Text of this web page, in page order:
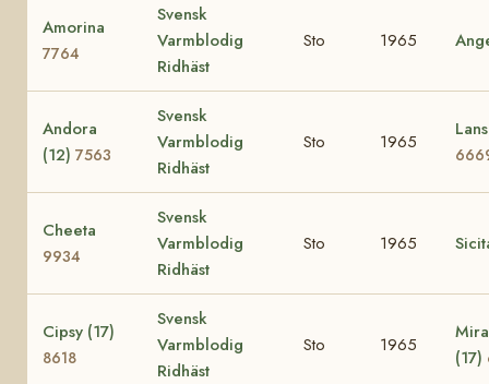
Amorina
7764
Svensk
Varmblodig
Ridhäst
Sto 1965
Andora
(12) 7563
Svensk
Varmblodig
Ridhäst
Sto 1965
Cheeta
9934
Svensk
Varmblodig
Ridhäst
Sto 1965
Cipsy (17)
8618
Svensk
Varmblodig
Ridhäst
Sto 1965
(17)